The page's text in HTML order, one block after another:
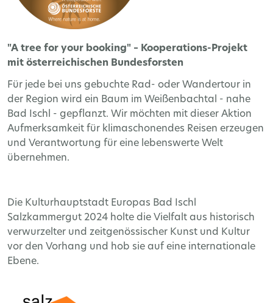
"A tree for your booking" – Kooperations-Projekt
mit österreichischen Bundesforsten
Für jede bei uns gebuchte Rad- oder Wandertour in
der Region wird ein Baum im Weißenbachtal - nahe
Bad Ischl - gepflanzt. Wir möchten mit dieser Aktion
Aufmerksamkeit für klimaschonendes Reisen erzeugen
und Verantwortung für eine lebenswerte Welt
übernehmen.
Die Kulturhauptstadt Europas Bad Ischl
Salzkammergut 2024 holte die Vielfalt aus historisch
verwurzelter und zeitgenössischer Kunst und Kultur
vor den Vorhang und hob sie auf eine internationale
Ebene.